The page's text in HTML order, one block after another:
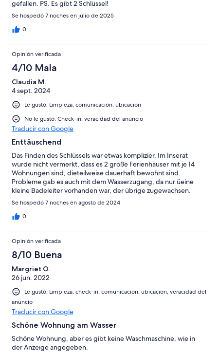
gefallen. PS. Es gibt 2 Schlüssel!
Se hospedó 7 noches en julio de 2025
0
Opinión verificada
4/10 Mala
Claudia M.
4 sept. 2024
Le gustó: Limpieza, comunicación, ubicación
No le gustó: Check-in, veracidad del anuncio
Traducir con Google
Enttäuschend
Das Finden des Schlüssels war etwas komplizier. Im Inserat
wurde nicht vermerkt, dass es 2 große Ferienhäuser mit je 14
Wohnungen sind, dieteilweise dauerhaft bewohnt sind.
Probleme gab es auch mit dem Wasserzugang, da nur üeine
kleine Badeleiter vorhanden war, der übrige zugewachsen.
Se hospedó 7 noches en agosto de 2024
0
Opinión verificada
8/10 Buena
Margriet O.
26 jun. 2022
Le gustó: Limpieza, check-in, comunicación, ubicación, veracidad del
anuncio
Traducir con Google
Schöne Wohnung am Wasser
Schöne Wohnung, aber es gibt keine Waschmaschine, wie in
der Anzeige angegeben.